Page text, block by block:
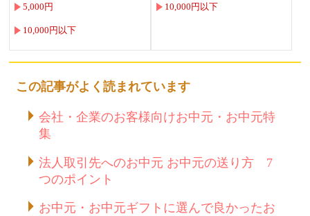
5,000円
10,000円以下
10,000円以下
この記事がよく読まれています
会社・企業のお客様向けお中元・お中元特
集
法人取引先へのお中元 お中元の送り方 7
つのポイント
お中元・お中元ギフトに選んで良かったお